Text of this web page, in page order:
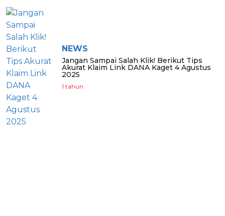
NEWS
Jangan Sampai Salah Klik! Berikut Tips
Akurat Klaim Link DANA Kaget 4 Agustus
2025
1 tahun